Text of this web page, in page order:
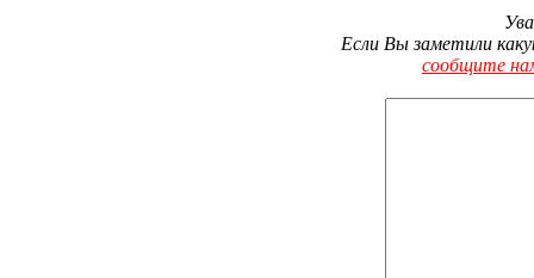
Если Вы заметили
сообщите